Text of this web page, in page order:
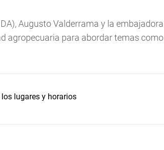
Augusto Valderrama y la embajadora
agropecuaria para abordar temas como
lugares y horarios